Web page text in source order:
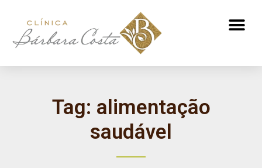
Tag: alimentação
saudável